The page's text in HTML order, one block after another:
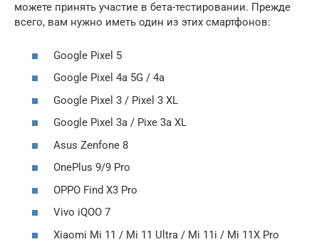
можете принять участие в бета-тестировании. Прежде
всего, вам нужно иметь один из этих смартфонов:
Google Pixel 5
Google Pixel 4a 5G / 4a
Google Pixel 3 / Pixel 3 XL
Google Pixel 3a / Pixe 3a XL
Asus Zenfone 8
OnePlus 9/9 Pro
OPPO Find X3 Pro
Vivo iQOO 7
Xiaomi Mi 11 / Mi 11 Ultra / Mi 11i / Mi 11X Pro